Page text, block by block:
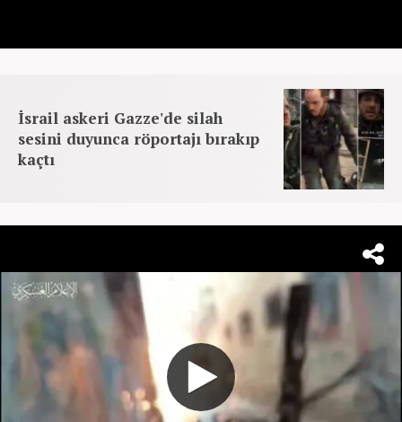
İsrail askeri Gazze'de silah
sesini duyunca röportajı bırakıp
kaçtı